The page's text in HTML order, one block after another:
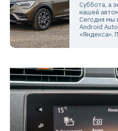
Суббота, а
нашей
Сегодня мы
Android
«Яндекса».